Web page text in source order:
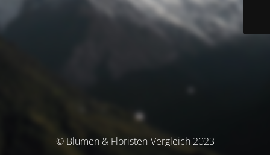
© Blumen & Floristen-Vergleich 2023